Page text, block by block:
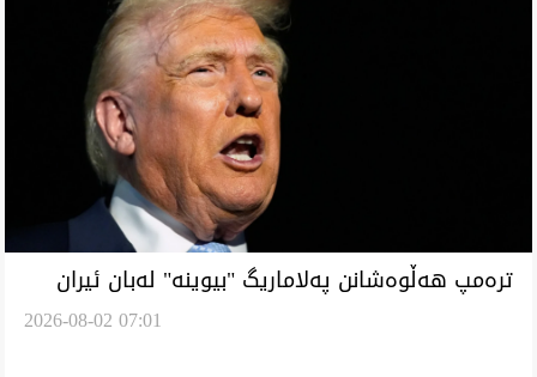
ترەمپ هەڵوەشانن پەلاماریگ "بيوينە" لەبان ئیران
راگەیەنێد وە مەرج رەسین زویوەزوی ئەرا2026-08-02 07:01